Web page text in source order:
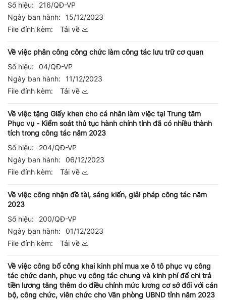
Số hiệu:
216/QĐ-VP
Ngày ban hành:
15/12/2023
File đính kèm:
Tải về
Về việc phân công công chức làm công tác lưu trữ cơ quan
Số hiệu:
04/QĐ-VP
Ngày ban hành:
11/12/2023
File đính kèm:
Tải về
Về việc tặng Giấy khen cho cá nhân làm việc tại Trung tâm
Phục vụ - Kiểm soát thủ tục hành chính tỉnh đã có nhiều thành
tích trong công tác năm 2023
Số hiệu:
204/QĐ-VP
Ngày ban hành:
06/12/2023
File đính kèm:
Tải về
Về việc công nhận đề tài, sáng kiến, giải pháp công tác năm
2023
Số hiệu:
200/QĐ-VP
Ngày ban hành:
01/12/2023
File đính kèm:
Tải về
Về việc công bố công khai kinh phí mua xe ô tô phục vụ công
tác chức danh, phục vụ công tác chung và kinh phí để chi trả
tiền lương tăng thêm do điều chỉnh mức lương cơ sở đối với cán
bộ, công chức, viên chức cho Văn phòng UBND tỉnh năm 2023